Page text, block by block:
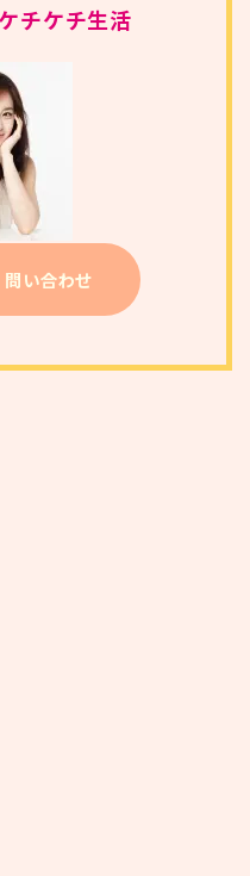
チケチ生活
い合わせ